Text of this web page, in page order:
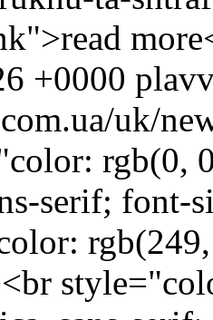
+0000
uk/
serif; font-